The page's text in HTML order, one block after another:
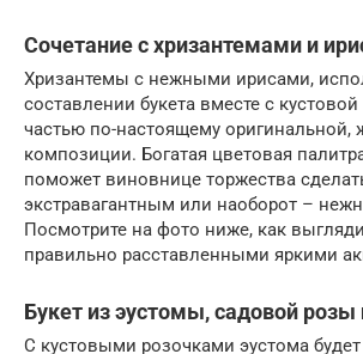
Сочетание с хризантемами и
Хризантемы с нежными ирисами,
составлении букета вместе с кустовой
частью по-настоящему оригинальной,
композиции. Богатая цветовая
поможет виновнице торжества
экстравагантным или наоборот –
Посмотрите на фото ниже, как
правильно расставленными яркими
Букет из эустомы, садовой розы
С кустовыми розочками эустома будет